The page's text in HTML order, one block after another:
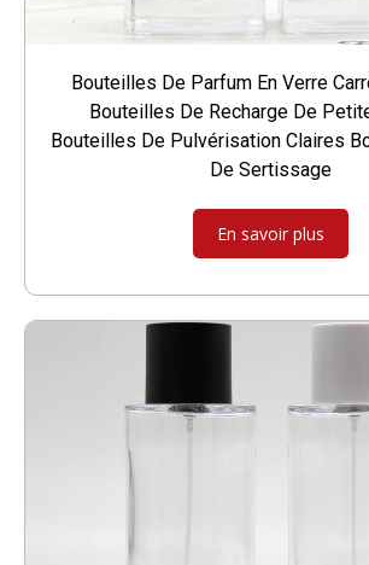
Bouteilles De Parfum En Verre
Bouteilles De Recharge De
Bouteilles De Pulvérisation Claires
De Sertissage
En savoir plus